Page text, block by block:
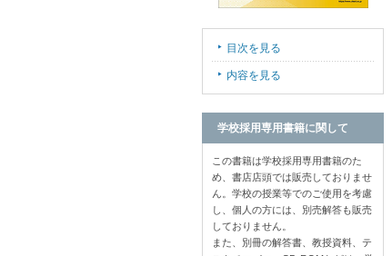
目次を見る
内容を見る
学校採用専用書籍に関して
この書籍は学校採用専用書籍のた
め、書店店頭では販売しておりませ
ん。学校の授業等でのご使用を考慮
し、個人の方には、別売解答も販売
しておりません。
また、別冊の解答書、教授資料、テ